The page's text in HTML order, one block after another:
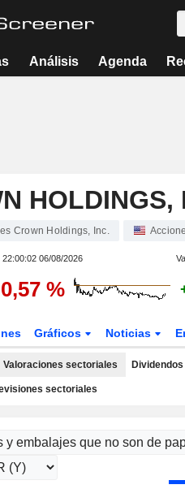
Análisis Agenda
HOLDINGS,
Crown Holdings, Inc.
22:00:02 06/08/2026
%
Gráficos Noticias
Valoraciones sectoriales
sectoriales